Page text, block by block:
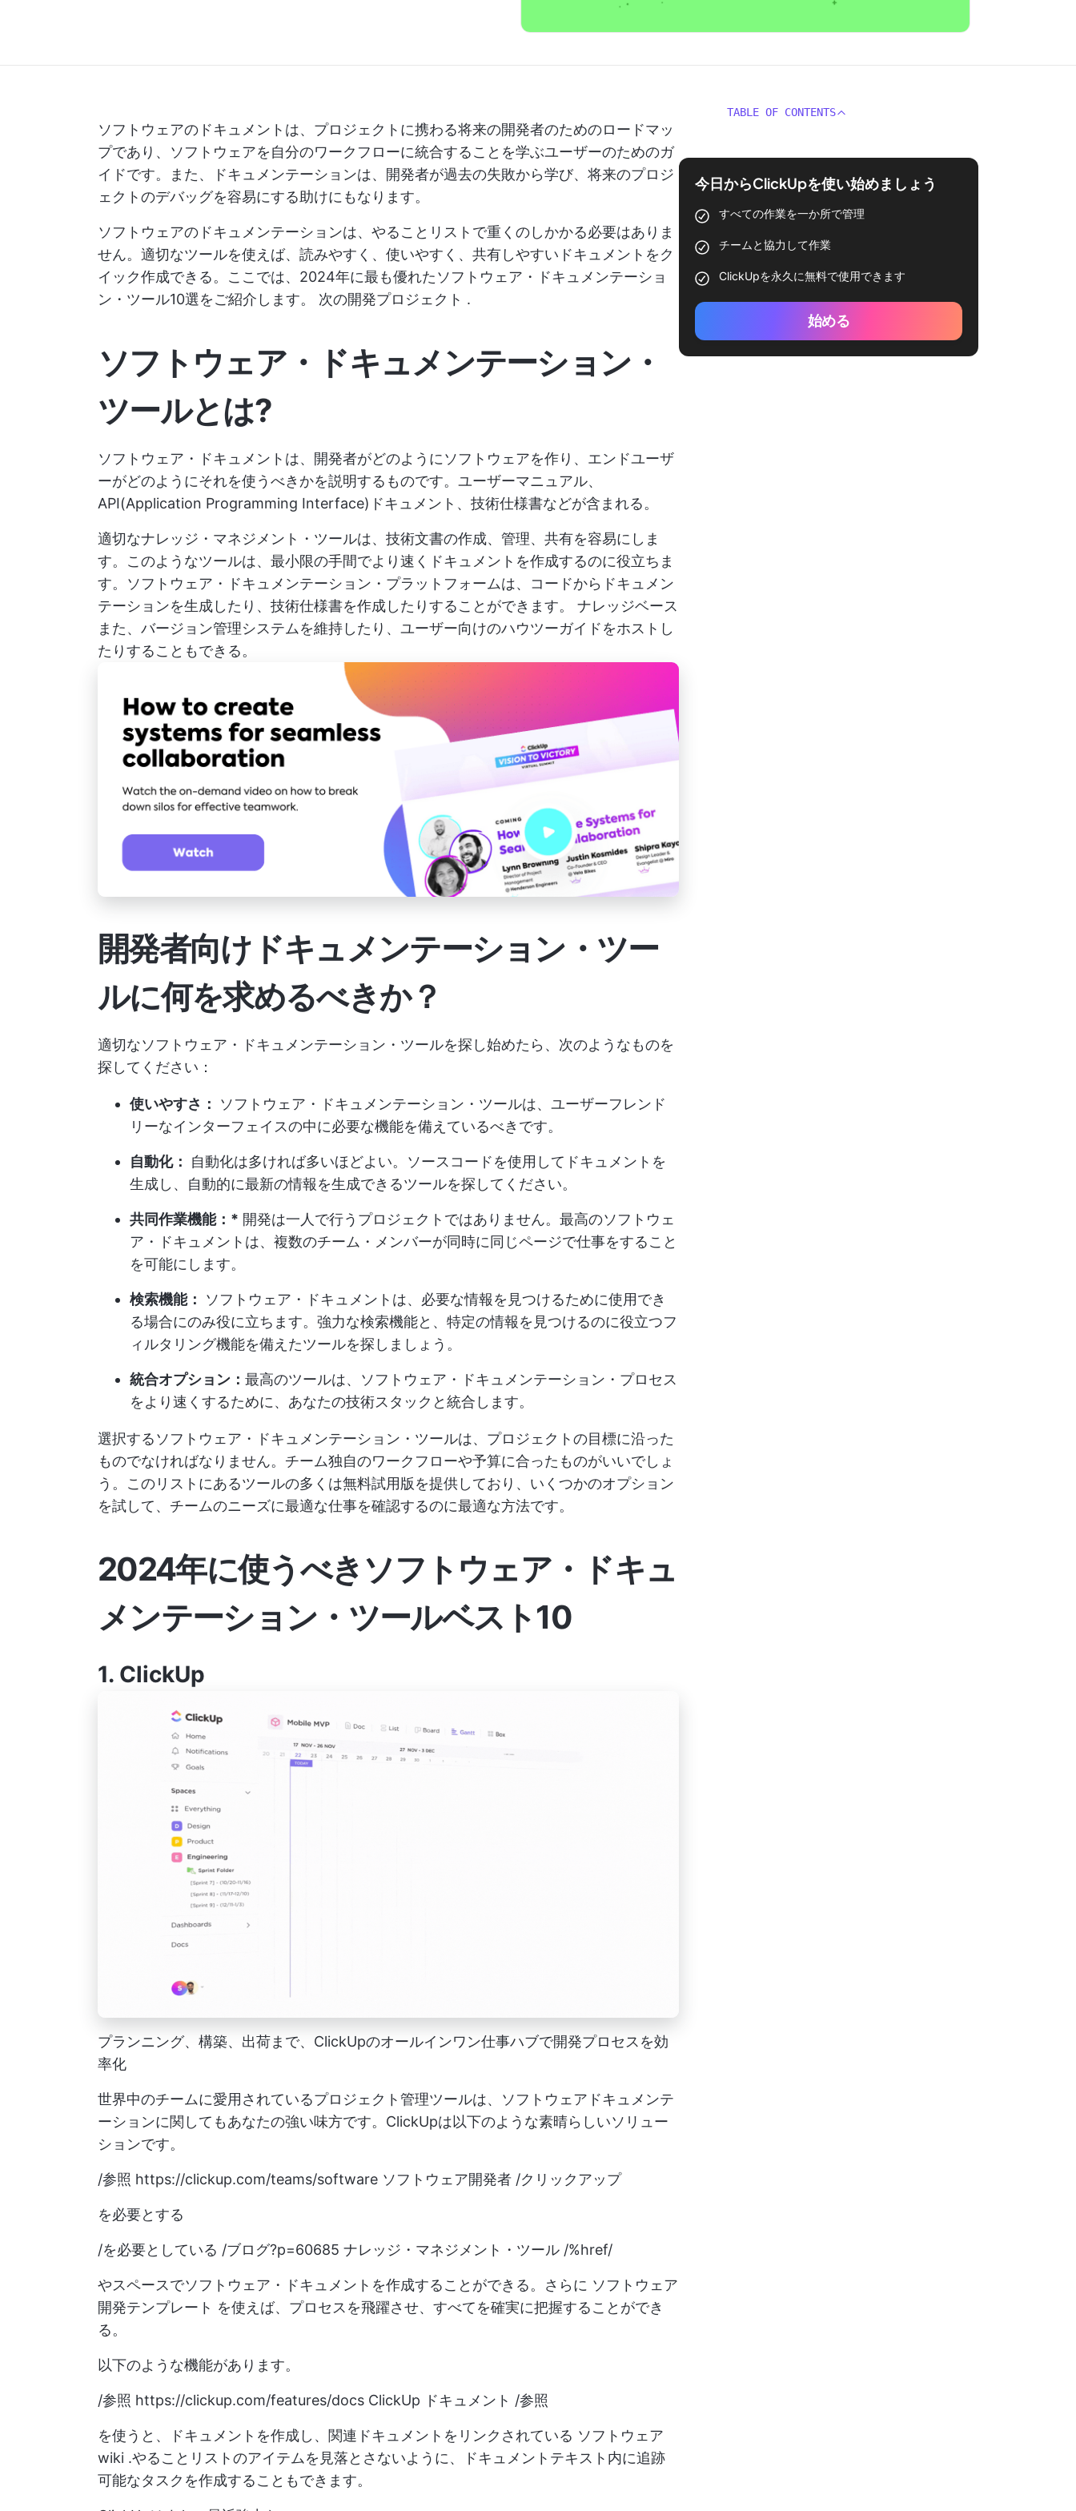
ソフトウェアのドキュメントは、プロジェクトに携わる将来の開発者のためのロードマッ
プであり、ソフトウェアを自分のワークフローに統合することを学ぶユーザーのためのガ
イドです。また、ドキュメンテーションは、開発者が過去の失敗から学び、将来のプロジ
ェクトのデバッグを容易にする助けにもなります。
ソフトウェアのドキュメンテーションは、やることリストで重くのしかかる必要はありま
せん。適切なツールを使えば、読みやすく、使いやすく、共有しやすいドキュメントをク
イック作成できる。ここでは、2024年に最も優れたソフトウェア・ドキュメンテーショ
ン・ツール10選をご紹介します。 次の開発プロジェクト .
ソフトウェア・ドキュメンテーション・
ツールとは?
ソフトウェア・ドキュメントは、開発者がどのようにソフトウェアを作り、エンドユーザ
ーがどのようにそれを使うべきかを説明するものです。ユーザーマニュアル、
API(Application Programming Interface)ドキュメント、技術仕様書などが含まれる。
適切なナレッジ・マネジメント・ツールは、技術文書の作成、管理、共有を容易にしま
す。このようなツールは、最小限の手間でより速くドキュメントを作成するのに役立ちま
す。ソフトウェア・ドキュメンテーション・プラットフォームは、コードからドキュメン
テーションを生成したり、技術仕様書を作成したりすることができます。 ナレッジベース
また、バージョン管理システムを維持したり、ユーザー向けのハウツーガイドをホストし
たりすることもできる。
開発者向けドキュメンテーション・ツー
ルに何を求めるべきか？
適切なソフトウェア・ドキュメンテーション・ツールを探し始めたら、次のようなものを
探してください：
使いやすさ： ソフトウェア・ドキュメンテーション・ツールは、ユーザーフレンド
リーなインターフェイスの中に必要な機能を備えているべきです。
自動化： 自動化は多ければ多いほどよい。ソースコードを使用してドキュメントを
生成し、自動的に最新の情報を生成できるツールを探してください。
共同作業機能：* 開発は一人で行うプロジェクトではありません。最高のソフトウェ
ア・ドキュメントは、複数のチーム・メンバーが同時に同じページで仕事をすること
を可能にします。
検索機能： ソフトウェア・ドキュメントは、必要な情報を見つけるために使用でき
る場合にのみ役に立ちます。強力な検索機能と、特定の情報を見つけるのに役立つフ
ィルタリング機能を備えたツールを探しましょう。
統合オプション： 最高のツールは、ソフトウェア・ドキュメンテーション・プロセス
をより速くするために、あなたの技術スタックと統合します。
選択するソフトウェア・ドキュメンテーション・ツールは、プロジェクトの目標に沿った
ものでなければなりません。チーム独自のワークフローや予算に合ったものがいいでしょ
う。このリストにあるツールの多くは無料試用版を提供しており、いくつかのオプション
を試して、チームのニーズに最適な仕事を確認するのに最適な方法です。
2024年に使うべきソフトウェア・ドキュ
メンテーション・ツールベスト10
1. ClickUp
プランニング、構築、出荷まで、ClickUpのオールインワン仕事ハブで開発プロセスを効
率化
世界中のチームに愛用されているプロジェクト管理ツールは、ソフトウェアドキュメンテ
ーションに関してもあなたの強い味方です。ClickUpは以下のような素晴らしいソリュー
ションです。
/参照 https://clickup.com/teams/software ソフトウェア開発者 /クリックアップ
を必要とする
/を必要としている /ブログ?p=60685 ナレッジ・マネジメント・ツール /%href/
やスペースでソフトウェア・ドキュメントを作成することができる。さらに ソフトウェア
開発テンプレート を使えば、プロセスを飛躍させ、すべてを確実に把握することができ
る。
以下のような機能があります。
/参照 https://clickup.com/features/docs ClickUp ドキュメント /参照
を使うと、ドキュメントを作成し、関連ドキュメントをリンクされている ソフトウェア
wiki .やることリストのアイテムを見落とさないように、ドキュメントテキスト内に追跡
可能なタスクを作成することもできます。
TABLE OF CONTENTS
今日からClickUpを使い始めましょう
すべての作業を一か所で管理
チームと協力して作業
ClickUpを永久に無料で使用できます
始める